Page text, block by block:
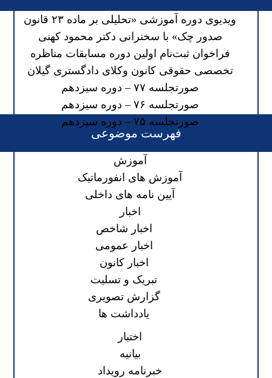
ویدیوی دوره آموزشی «تحلیلی بر ماده ۲۳ قانون
صدور چک» با سخنرانی دکتر محمود کهنی
فراخوان ثبت‌نام اولین دوره مسابقات مناظره
تخصصی حقوقی کانون وکلای دادگستری گیلان
صورتجلسه ۷۷ – دوره سیزدهم
صورتجلسه ۷۶ – دوره سیزدهم
صورتجلسه ۷۵ – دوره سیزدهم
فهرست موضوعی
آموزش
آموزش های انفورماتیک
آیین نامه های داخلی
اخبار
اخبار شاخص
اخبار عمومی
اخبار کانون
تبریک و تسلیت
گزارش تصویری
یادداشت ها
اختبار
بیانیه
خبرنامه رویداد